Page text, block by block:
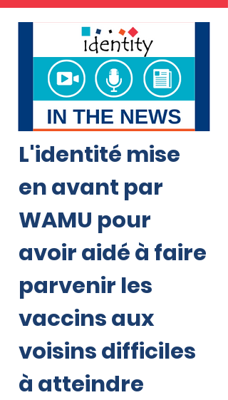
L'identité mise
en avant par
WAMU pour
avoir aidé à faire
parvenir les
vaccins aux
voisins difficiles
à atteindre